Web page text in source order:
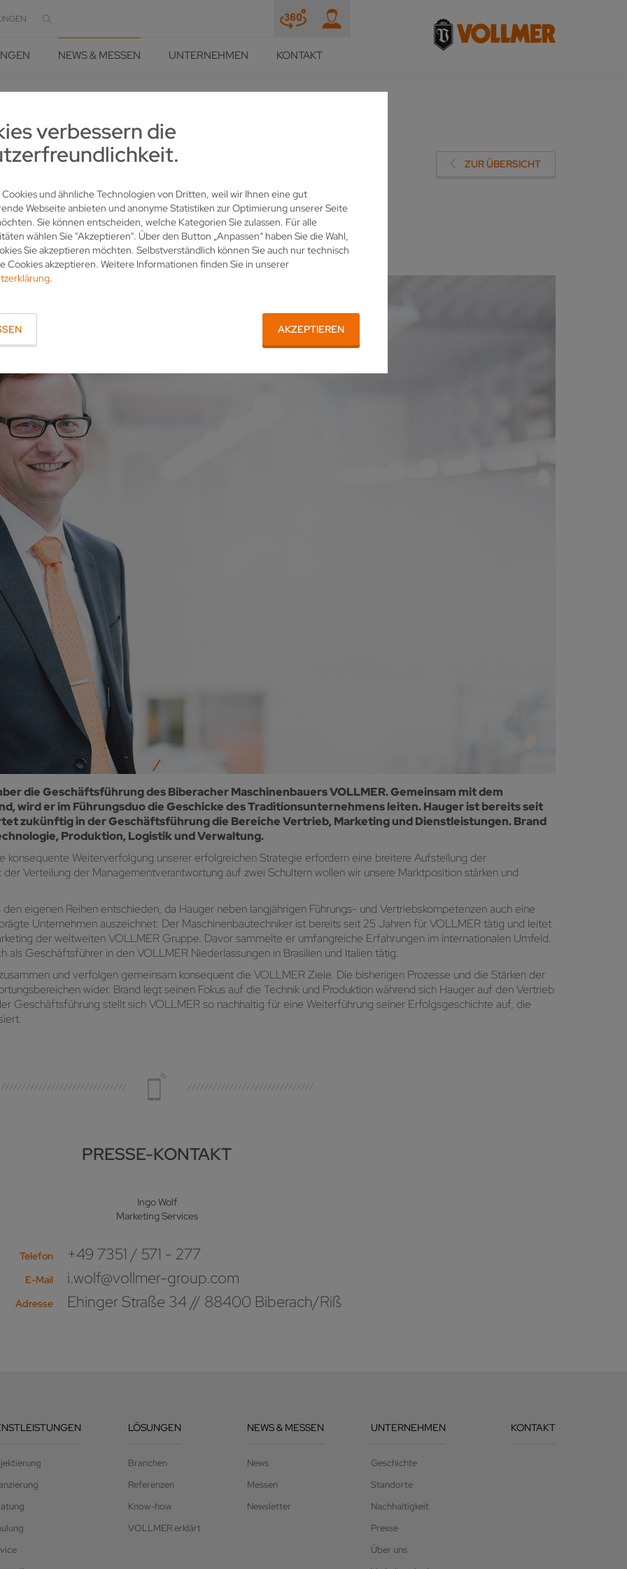
verbessern die
und ähnliche Technologien von Dritten, weil wir Ihnen eine gut
Webseite anbieten und anonyme Statistiken zur Optimierung unserer Seite
Sie können entscheiden, welche Kategorien Sie zulassen. Für alle
wählen Sie "Akzeptieren". Über den Button „Anpassen“ haben Sie die Wahl,
Sie akzeptieren möchten. Selbstverständlich können Sie auch nur technisch
Cookies akzeptieren. Weitere Informationen finden Sie in unserer
.
AKZEPTIEREN
NEWS & MESSEN UNTERNEHMEN KONTAKT
VOLLMER: JÜRGEN HAUGER
ZUR ÜBERSICHT
die Geschäftsführung des Biberacher Maschinenbauers VOLLMER. Gemeinsam mit dem
wird er im Führungsduo die Geschicke des Traditionsunternehmens leiten. Hauger ist bereits seit
zukünftig in der Geschäftsführung die Bereiche Vertrieb, Marketing und Dienstleistungen. Brand
Produktion, Logistik und Verwaltung.
konsequente Weiterverfolgung unserer erfolgreichen Strategie erfordern eine breitere Aufstellung der
Verteilung der Managementverantwortung auf zwei Schultern wollen wir unsere Marktposition stärken und
eigenen Reihen entschieden, da Hauger neben langjährigen Führungs- und Vertriebskompetenzen auch eine
Unternehmen auszeichnet: Der Maschinenbautechniker ist bereits seit 25 Jahren für VOLLMER tätig und leitet
der weltweiten VOLLMER Gruppe. Davor sammelte er umfangreiche Erfahrungen im internationalen Umfeld.
Geschäftsführer in den VOLLMER Niederlassungen in Brasilien und Italien tätig.
und verfolgen gemeinsam konsequent die VOLLMER Ziele. Die bisherigen Prozesse und die Stärken der
wider. Brand legt seinen Fokus auf die Technik und Produktion während sich Hauger auf den Vertrieb
Geschäftsführung stellt sich VOLLMER so nachhaltig für eine Weiterführung seiner Erfolgsgeschichte auf, die
PRESSE-KONTAKT
Ingo Wolf
Marketing Services
Telefon +49 7351 / 571 - 277
E-Mail i.wolf@vollmer-group.com
Adresse Ehinger Straße 34 // 88400 Biberach/Riß
LÖSUNGEN
Branchen
Referenzen
Know-how
VOLLMER erklärt
NEWS & MESSEN
News
Messen
Newsletter
UNTERNEHMEN
Geschichte
Standorte
Nachhaltigkeit
Presse
Über uns
KONTAKT